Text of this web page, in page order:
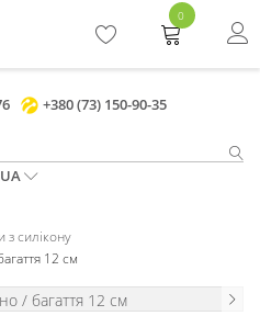
+380 (73) 150-90-35
UA
0
з силікону
12 см